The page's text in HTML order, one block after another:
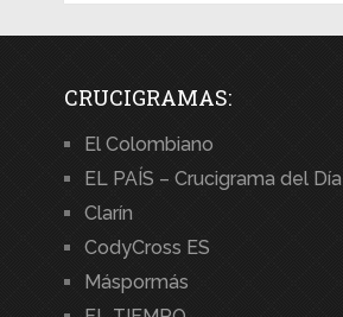
CRUCIGRAMAS:
El Colombiano
EL PAÍS – Crucigrama del Día
Clarín
CodyCross ES
Máspormás